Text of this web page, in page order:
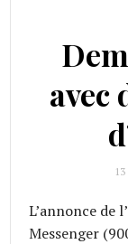
avec
L’annonce de
Messenger